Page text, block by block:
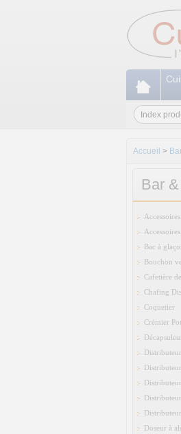
Index
Accueil >
Bar
Bac à
Bouchon
Cafetière
Chafing
Coquetier
Crémier
Doseur à